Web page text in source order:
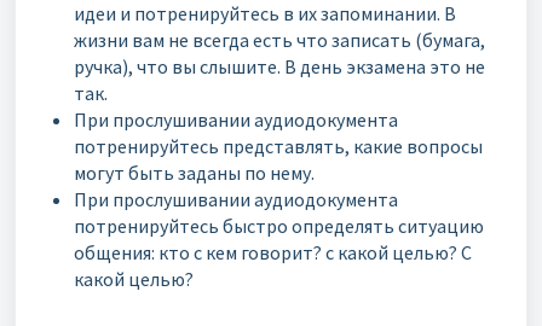
идеи и потренируйтесь в их запоминании. В
жизни вам не всегда есть что записать (бумага,
ручка), что вы слышите. В день экзамена это не
так.
При прослушивании аудиодокумента
потренируйтесь представлять, какие вопросы
могут быть заданы по нему.
При прослушивании аудиодокумента
потренируйтесь быстро определять ситуацию
общения: кто с кем говорит? с какой целью? С
какой целью?